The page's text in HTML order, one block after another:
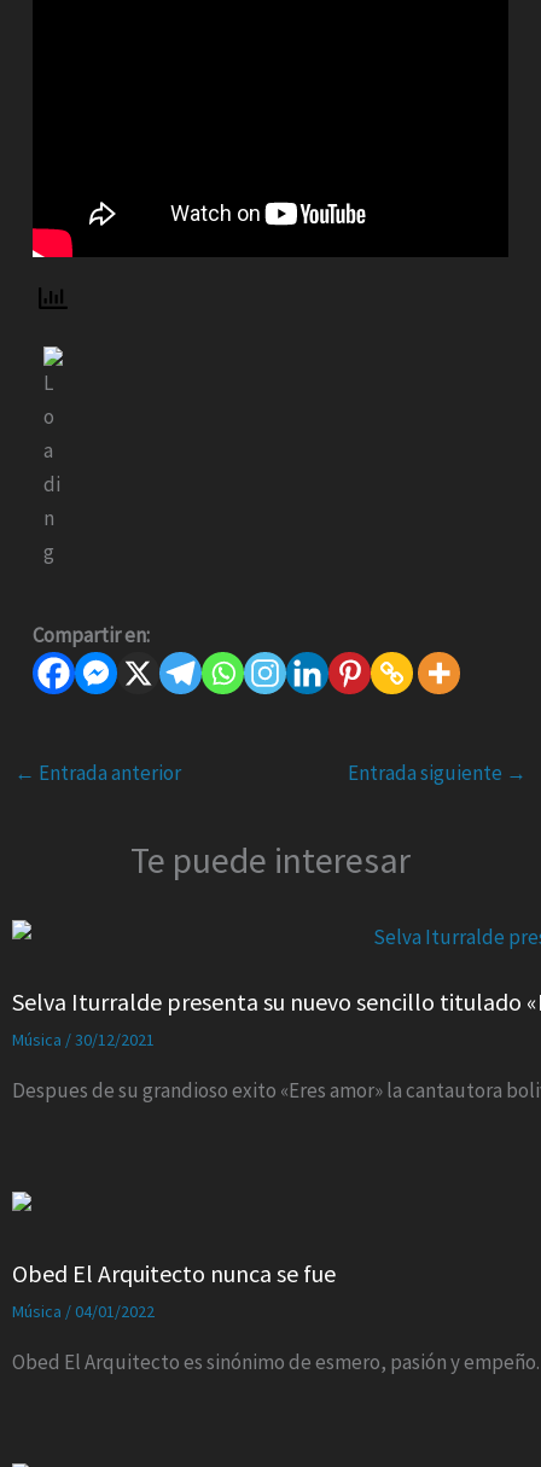
Compartir en:
← Entrada anterior Entrada siguiente →
Te puede interesar
Selva Iturralde presenta su nuevo sencillo titulado
Música /30/12/2021
Despues de su grandioso exito «Eres amor» la cantautora
Obed El Arquitecto nunca se fue
Música / 04/01/2022
Obed El Arquitecto es sinónimo de esmero, pasión y